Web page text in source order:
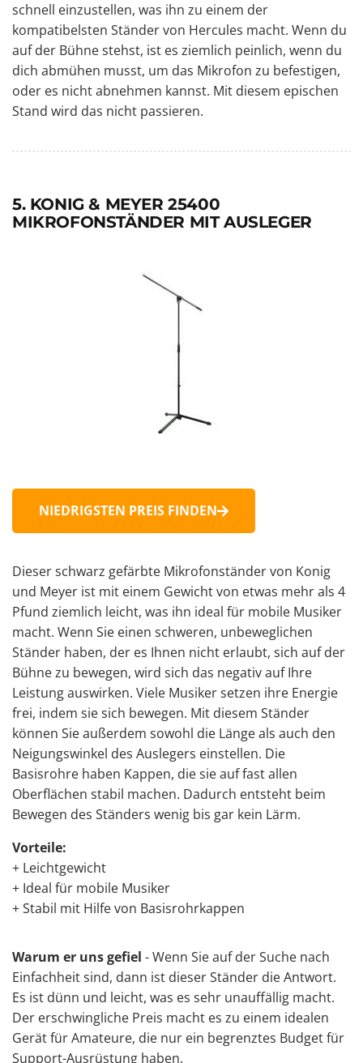
schnell einzustellen, was ihn zu einem der
kompatibelsten Ständer von Hercules macht. Wenn du
auf der Bühne stehst, ist es ziemlich peinlich, wenn du
dich abmühen musst, um das Mikrofon zu befestigen,
oder es nicht abnehmen kannst. Mit diesem epischen
Stand wird das nicht passieren.
5. KONIG & MEYER 25400
MIKROFONSTÄNDER MIT AUSLEGER
NIEDRIGSTEN PREIS FINDEN
Dieser schwarz gefärbte Mikrofonständer von Konig
und Meyer ist mit einem Gewicht von etwas mehr als 4
Pfund ziemlich leicht, was ihn ideal für mobile Musiker
macht. Wenn Sie einen schweren, unbeweglichen
Ständer haben, der es Ihnen nicht erlaubt, sich auf der
Bühne zu bewegen, wird sich das negativ auf Ihre
Leistung auswirken. Viele Musiker setzen ihre Energie
frei, indem sie sich bewegen. Mit diesem Ständer
können Sie außerdem sowohl die Länge als auch den
Neigungswinkel des Auslegers einstellen. Die
Basisrohre haben Kappen, die sie auf fast allen
Oberflächen stabil machen. Dadurch entsteht beim
Bewegen des Ständers wenig bis gar kein Lärm.
Vorteile:
+ Leichtgewicht
+ Ideal für mobile Musiker
+ Stabil mit Hilfe von Basisrohrkappen
Warum er uns gefiel - Wenn Sie auf der Suche nach
Einfachheit sind, dann ist dieser Ständer die Antwort.
Es ist dünn und leicht, was es sehr unauffällig macht.
Der erschwingliche Preis macht es zu einem idealen
Gerät für Amateure, die nur ein begrenztes Budget für
Support-Ausrüstung haben.